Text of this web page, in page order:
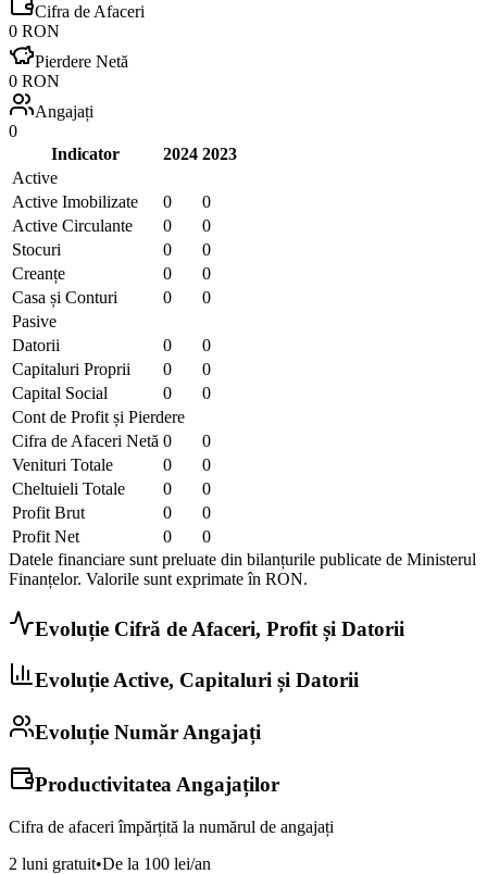
Cifra de Afaceri
0 RON
Pierdere Netă
0 RON
Angajați
0
Indicator
2024 2023
Active
Active Imobilizate
0
0
Active Circulante
0
0
Stocuri
0
0
Creanțe
0
0
Casa și Conturi
0
0
Pasive
Datorii
0
0
Capitaluri Proprii
0
0
Capital Social
0
0
Cont de Profit și Pierdere
Cifra de Afaceri Netă 0
0
Venituri Totale
0
0
Cheltuieli Totale
0
0
Profit Brut
0
0
Profit Net
0
0
Datele financiare sunt preluate din bilanțurile publicate de Ministerul
Finanțelor. Valorile sunt exprimate în RON.
Evoluție Cifră de Afaceri, Profit și Datorii
Evoluție Active, Capitaluri și Datorii
Evoluție Număr Angajați
Productivitatea Angajaților
Cifra de afaceri împărțită la numărul de angajați
2 luni gratuit•De la 100 lei/an